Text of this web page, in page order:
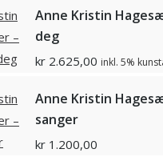
Anne Kristin
deg
kr 2.625,00 inkl. 5%
Anne Kristin
sanger
kr 1.200,00